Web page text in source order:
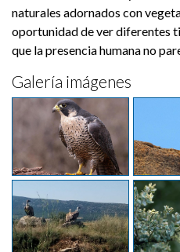
naturales adornados con
oportunidad de ver diferentes
que la presencia humana no
Galería imágenes